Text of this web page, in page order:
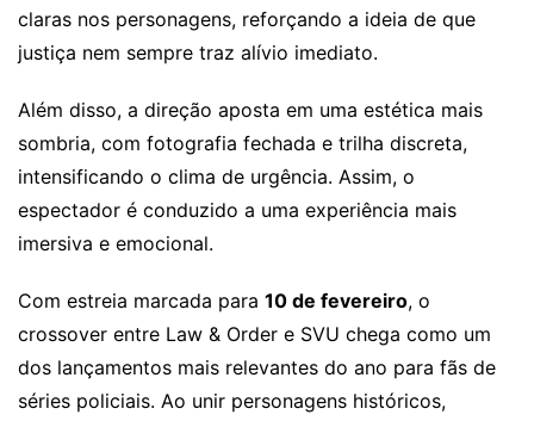
claras nos personagens, reforçando a ideia de que
justiça nem sempre traz alívio imediato.
Além disso, a direção aposta em uma estética mais
sombria, com fotografia fechada e trilha discreta,
intensificando o clima de urgência. Assim, o
espectador é conduzido a uma experiência mais
imersiva e emocional.
Com estreia marcada para 10 de fevereiro, o
crossover entre Law & Order e SVU chega como um
dos lançamentos mais relevantes do ano para fãs de
séries policiais. Ao unir personagens históricos,